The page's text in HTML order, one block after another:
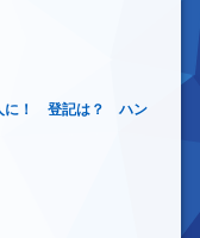
に！ 登記は？ ハン